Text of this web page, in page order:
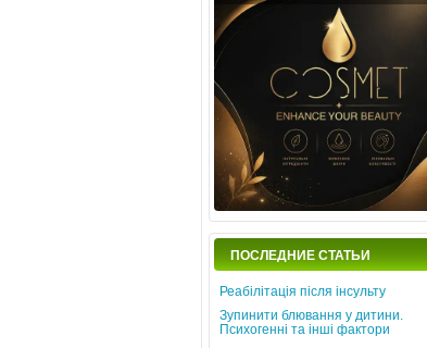
ПОСЛЕДНИЕ СТАТЬИ
Реабілітація після інсульту
Зупинити блювання у дитини.
Психогенні та інші фактори